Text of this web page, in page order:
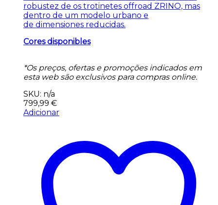
robustez de os trotinetes offroad ZRINO, mas
dentro de um modelo urbano e
de dimensiones reducidas.
Cores disponibles
*Os preços, ofertas e promoções indicados em
esta web são exclusivos para compras online.
SKU: n/a
799,99 €
Adicionar